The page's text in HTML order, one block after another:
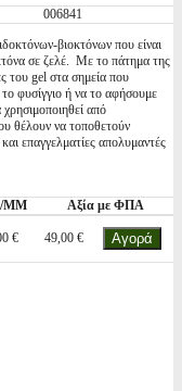
006841
βιοκτόνων που είναι
σε ζελέ. Με το πάτημα της
του gel στα σημεία που
φυσίγγιο ή να το αφήσουμε
από
θέλουν να τοποθετούν
επαγγελματίες απολυμαντές
ΜΜ Αξία με ΦΠΑ
€ 49,00 €